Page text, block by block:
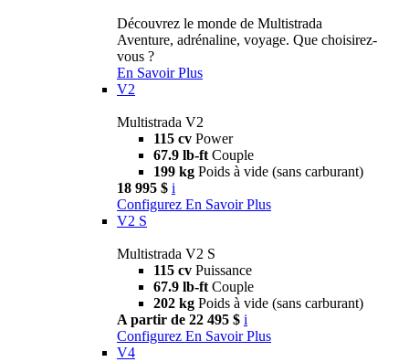
Découvrez le monde de Multistrada
Aventure, adrénaline, voyage. Que choisirez-
vous ?
En Savoir Plus
V2
Multistrada V2
115 cv Power
67.9 lb-ft Couple
199 kg Poids à vide (sans carburant)
18 995 $ i
Configurez En Savoir Plus
V2 S
Multistrada V2 S
115 cv Puissance
67.9 lb-ft Couple
202 kg Poids à vide (sans carburant)
A partir de 22 495 $ i
Configurez En Savoir Plus
V4